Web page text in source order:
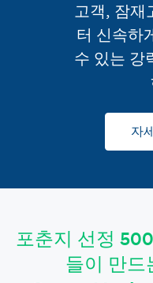
고객, 잠재
터 신속하
수 있는 강
자
포춘지 선정
들이 만드